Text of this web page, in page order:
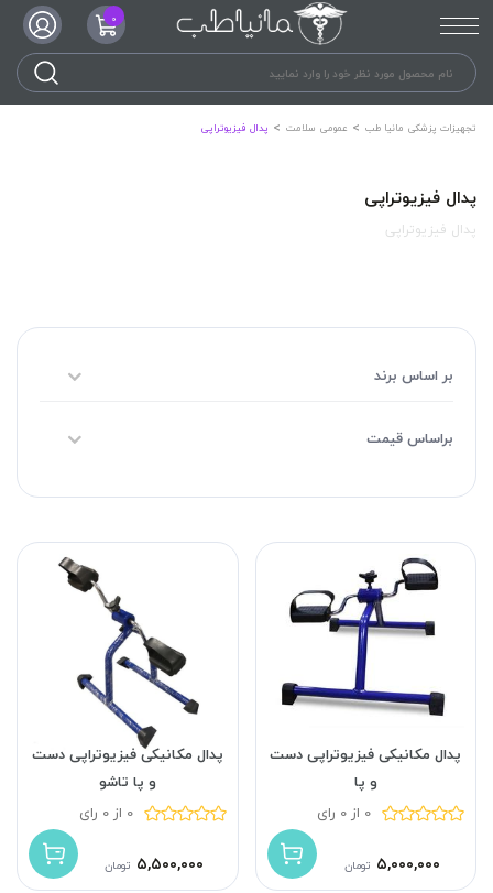
0
تجهیزات پزشکی مانیا طب عمومی سلامت پدال فیزیوتراپی
پدال فیزیوتراپی
پدال فیزیوتراپی
بر اساس برند
براساس قیمت
پدال مکانیکی فیزیوتراپی دست
و پا
0 از 0 رای
۵,۰۰۰,۰۰۰ تومان
پدال مکانیکی فیزیوتراپی دست
و پا تاشو
0 از 0 رای
۵,۵۰۰,۰۰۰ تومان